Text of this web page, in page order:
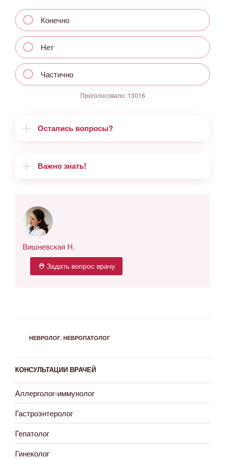
Конечно
Нет
Частично
Проголосовало: 13016
Остались вопросы?
Важно знать!
Вишневская Н.
⛑ Задать вопрос врачу
РУБРИКИ
НЕВРОЛОГ. НЕВРОПАТОЛОГ
КОНСУЛЬТАЦИИ ВРАЧЕЙ
Аллерголог-иммунолог
Гастроэнтеролог
Гепатолог
Гинеколог